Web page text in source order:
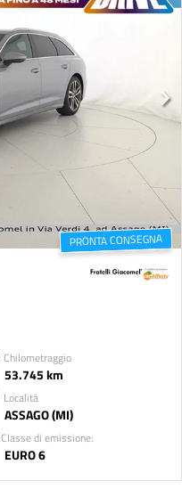
PRONTA CONSEGNA
Chilometraggio
53.745 km
Località
ASSAGO (MI)
Classe di emissione:
EURO 6